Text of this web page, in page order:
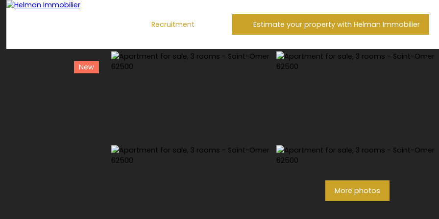
Recruitment Estimate your property with Helman Immobilier
New
More photos